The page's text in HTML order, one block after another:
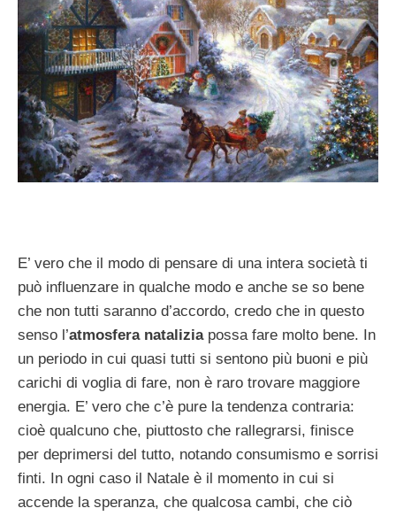
E’ vero che il modo di pensare di una intera società ti
può influenzare in qualche modo e anche se so bene
che non tutti saranno d’accordo, credo che in questo
senso l’atmosfera nataliziapossa fare molto bene. In
un periodo in cui quasi tutti si sentono più buoni e più
carichi di voglia di fare, non è raro trovare maggiore
energia. E’ vero che c’è pure la tendenza contraria:
cioè qualcuno che, piuttosto che rallegrarsi, finisce
per deprimersi del tutto, notando consumismo e sorrisi
finti. In ogni caso il Natale è il momento in cui si
accende la speranza, che qualcosa cambi, che ciò